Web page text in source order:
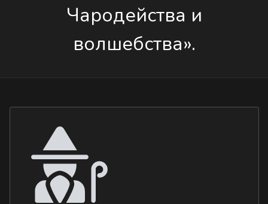
Чародейства и
волшебства».